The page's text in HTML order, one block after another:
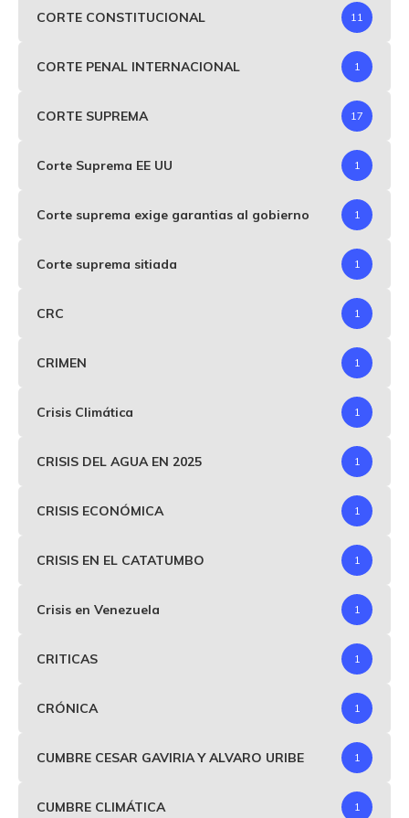
CORTE CONSTITUCIONAL 11
CORTE PENAL INTERNACIONAL 1
CORTE SUPREMA 17
Corte Suprema EE UU 1
Corte suprema exige garantias al gobierno 1
Corte suprema sitiada 1
CRC 1
CRIMEN 1
Crisis Climática 1
CRISIS DEL AGUA EN 2025 1
CRISIS ECONÓMICA 1
CRISIS EN EL CATATUMBO 1
Crisis en Venezuela 1
CRITICAS 1
CRÓNICA 1
CUMBRE CESAR GAVIRIA Y ALVARO URIBE 1
CUMBRE CLIMÁTICA 1